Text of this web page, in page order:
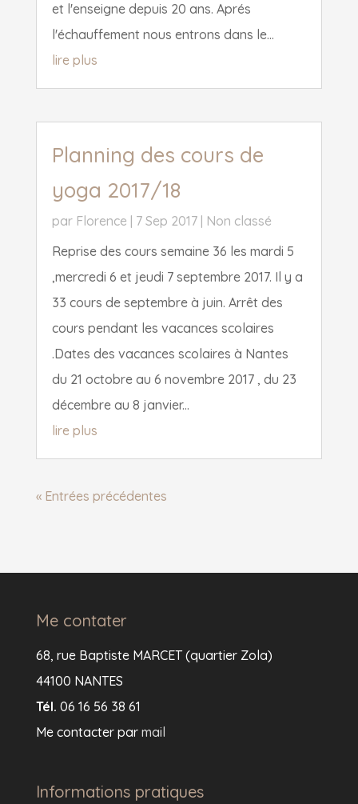
et l'enseigne depuis 20 ans. Aprés
l'échauffement nous entrons dans le...
lire plus
Planning des cours de
yoga 2017/18
par Florence 7 Sep 2017|
Non classé
Reprise des cours semaine 36 les mardi 5
,mercredi 6 et jeudi 7 septembre 2017. Il y a
33 cours de septembre à juin. Arrêt des
cours pendant les vacances scolaires
.Dates des vacances scolaires à Nantes
du 21 octobre au 6 novembre 2017 , du 23
décembre au 8 janvier...
lire plus
« Entrées précédentes
Me contater
68, rue Baptiste MARCET (quartier Zola)
44100 NANTES
Tél. 06 16 56 38 61
Me contacter par mail
Informations pratiques